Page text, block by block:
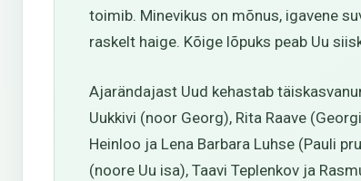
toimib. Minevikus on mõnus, igavene
raskelt haige. Kõige lõpuks peab Uu
Ajarändajast Uud kehastab
Uukkivi (noor Georg), Rita Raave
Heinloo ja Lena Barbara Luhse (Pauli
(noore Uu isa), Taavi Teplenkov ja